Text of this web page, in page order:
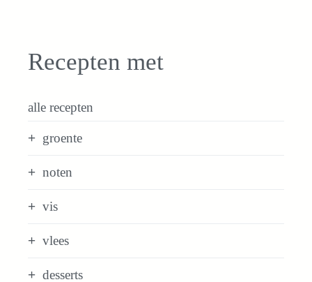
Recepten met
alle recepten
groente
noten
vis
vlees
desserts